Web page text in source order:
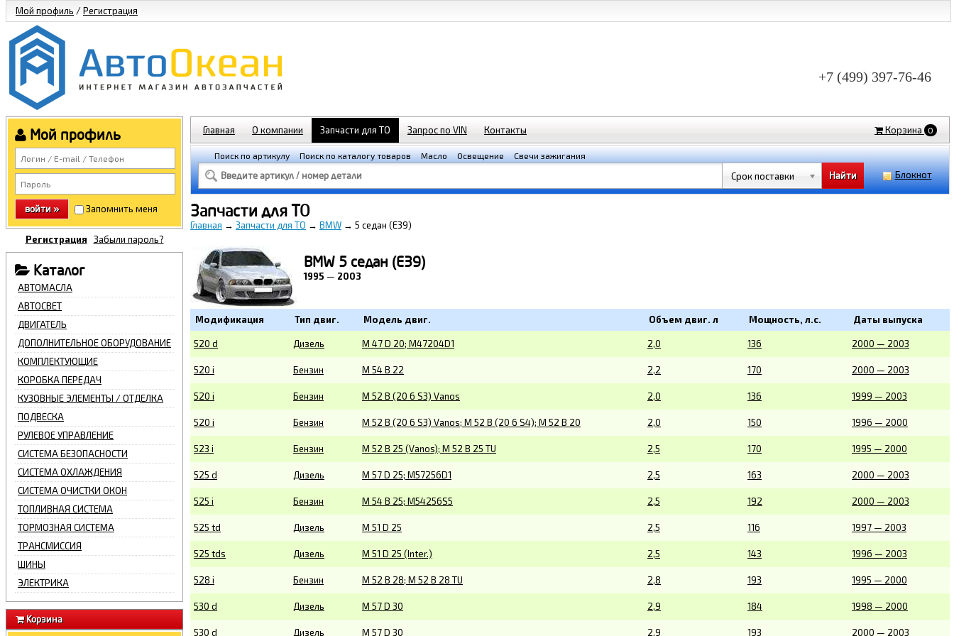
Мой профиль /Регистрация
+7 (499) 397-76-46
Мой профиль
войти » Запомнить меня
Регистрация Забыли пароль?
Каталог
АВТОМАСЛА
АВТОСВЕТ
ДВИГАТЕЛЬ
ДОПОЛНИТЕЛЬНОЕ ОБОРУДОВАНИЕ
КОМПЛЕКТУЮЩИЕ
КОРОБКА ПЕРЕДАЧ
КУЗОВНЫЕ ЭЛЕМЕНТЫ / ОТДЕЛКА
ПОДВЕСКА
РУЛЕВОЕ УПРАВЛЕНИЕ
СИСТЕМА БЕЗОПАСНОСТИ
СИСТЕМА ОХЛАЖДЕНИЯ
СИСТЕМА ОЧИСТКИ ОКОН
ТОПЛИВНАЯ СИСТЕМА
ТОРМОЗНАЯ СИСТЕМА
ТРАНСМИССИЯ
ШИНЫ
ЭЛЕКТРИКА
Корзина
Главная О компании Запчасти для ТО Запрос по VIN Контакты Корзина 0
Поиск по артикулу Поиск по каталогу товаров Масло Освещение Свечи зажигания
Срок поставки Блокнот
Запчасти для ТО
Главная → Запчасти для ТО → BMW → 5 седан (E39)
BMW 5 седан (E39)
1995 — 2003
Модификация Тип двиг. Модель двиг. Объем двиг. л Мощность, л.с. Даты выпуска
520 d Дизель M 47 D 20; M47204D1 2,0 136 2000 — 2003
520 i Бензин M 54 B 22 2,2 170 2000 — 2003
520 i Бензин M 52 B (20 6 S3) Vanos 2,0 136 1999 — 2003
520 i Бензин M 52 B (20 6 S3) Vanos; M 52 B (20 6 S4); M 52 B 20 2,0 150 1996 — 2000
523 i Бензин M 52 B 25 (Vanos); M 52 B 25 TU 2,5 170 1995 — 2000
525 d Дизель M 57 D 25; M57256D1 2,5 163 2000 — 2003
525 i Бензин M 54 B 25; M54256S5 2,5 192 2000 — 2003
525 td Дизель M 51 D 25 2,5 116 1997 — 2003
525 tds Дизель M 51 D 25 (Inter.) 2,5 143 1996 — 2003
528 i Бензин M 52 B 28; M 52 B 28 TU 2,8 193 1995 — 2000
530 d Дизель M 57 D 30 2,9 184 1998 — 2000
530 d Дизель M 57 D 30 2,9 193 2000 — 2003